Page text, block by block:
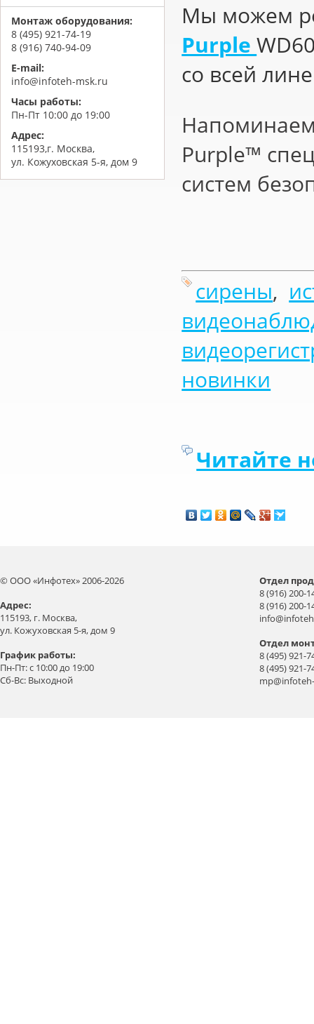
Монтаж оборудования:
8 (495) 921-74-19
8 (916) 740-94-09
E-mail:
info@infoteh-msk.ru
Часы работы:
Пн-Пт 10:00 до 19:00
Адрес:
115193,г. Москва,
ул. Кожуховская 5-я, дом 9
Мы можем
PurpleWD
со всей
Purple™
систем
сирены,
новинки
Читайте
© ООО «Инфотех» 2006-2026
Aдрес:
115193, г. Москва,
ул. Кожуховская 5-я, дом 9
График работы:
Пн-Пт: с 10:00 до 19:00
Сб-Вс: Выходной
Отдел
8 (916) 200-
8 (916) 200-
Отдел
8 (495) 921-
8 (495) 921-